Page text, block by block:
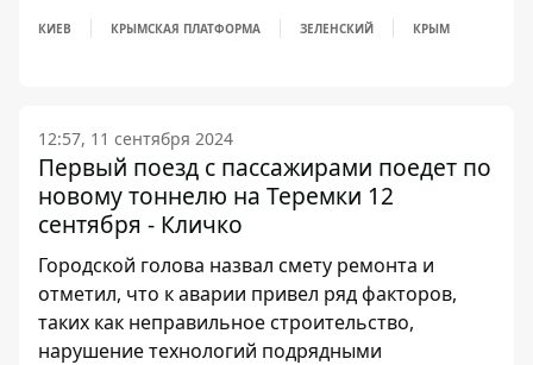
КИЕВ КРЫМСКАЯ ПЛАТФОРМА ЗЕЛЕНСКИЙ КРЫМ
12:57, 11 сентября 2024
Первый поезд с пассажирами поедет по
новому тоннелю на Теремки 12
сентября - Кличко
Городской голова назвал смету ремонта и
отметил, что к аварии привел ряд факторов,
таких как неправильное строительство,
нарушение технологий подрядными